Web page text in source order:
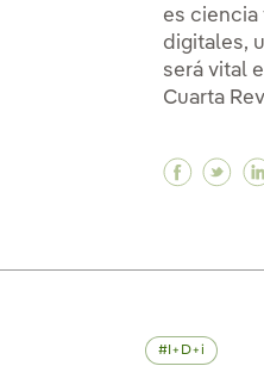
'blockchain' y cómo nos
'blockchain' y cómo nos
es el 'blockchain' y
es ciencia
digitales,
será vital
Cuarta
I+D+i